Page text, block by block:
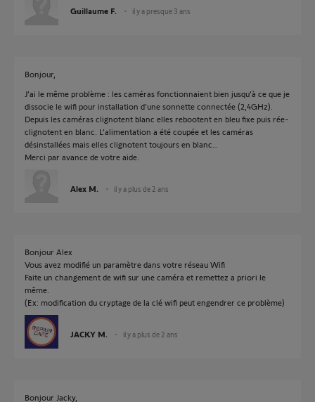
Guillaume F. il y a presque 3 ans
Bonjour,
J’ai le même problème : les caméras fonctionnaient bien jusqu’à ce que je
dissocie le wifi pour installation d’une sonnette connectée (2,4GHz).
Depuis les caméras clignotent blanc elles rebootent en bleu fixe puis rée-
clignotent en blanc. L’alimentation a été coupée et les caméras
désinstallées mais elles clignotent toujours en blanc…
Merci par avance de votre aide.
Alex M. il y a plus de 2 ans
Bonjour Alex
Vous avez modifié un paramètre dans votre réseau Wifi
Faite un changement de wifi sur une caméra et remettez a priori le
même.
(Ex: modification du cryptage de la clé wifi peut engendrer ce problème)
JACKY M. il y a plus de 2 ans
Bonjour Jacky,